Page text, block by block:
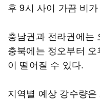
후 9시 사이 가끔 비
충남권과 전라권에는
충북에는 정오부터
이 떨어질 수 있다.
지역별 예상 강수량